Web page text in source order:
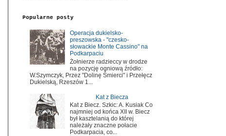
Popularne posty
Operacja dukielsko-
preszowska - "czesko-
słowackie Monte Cassino" na
Podkarpaciu
Żołnierze radzieccy w drodze
na pozycję ogniową źródło:
W.Szymczyk, Przez "Dolinę Śmierci" i Przełęcz
Dukielską, Rzeszów 1...
Kat z Biecza
Kat z Biecz. Szkic: A. Kusiak Co
najmniej od końca XII w. Biecz
był kasztelanią do której
należały znaczne połacie
Podkarpacia, co...